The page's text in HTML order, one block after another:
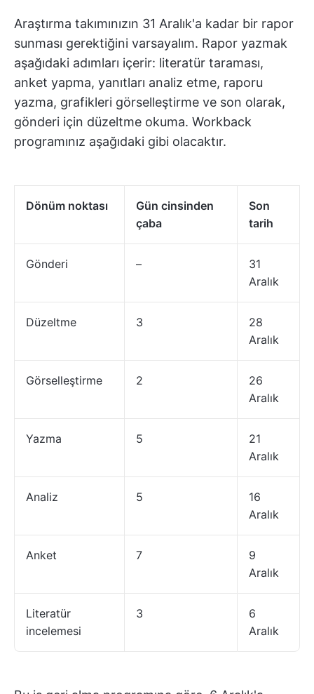
Araştırma takımınızın 31 Aralık'a kadar bir rapor
sunması gerektiğini varsayalım. Rapor yazmak
aşağıdaki adımları içerir: literatür taraması,
anket yapma, yanıtları analiz etme, raporu
yazma, grafikleri görselleştirme ve son olarak,
gönderi için düzeltme okuma. Workback
programınız aşağıdaki gibi olacaktır.
Dönüm noktası
Gün cinsinden
çaba
Son
tarih
Gönderi –
31
Aralık
Düzeltme 3
28
Aralık
Görselleştirme 2
26
Aralık
Yazma 5
21
Aralık
Analiz 5
16
Aralık
Anket 7
9
Aralık
Literatür
incelemesi
3
6
Aralık